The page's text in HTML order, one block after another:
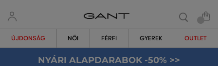
ÚJDONSÁG NŐI FÉRFI GYEREK OUTLET
NYÁRI ALAPDARABOK -50% >>